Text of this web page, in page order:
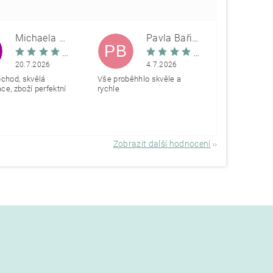
Michaela Škovranová
20.7.2026
skvělá
zboží perfektní
PB
Pavla Bařinová
4.7.2026
Vše proběhhlo skvěle a
rychle
Zobrazit další hodnocení